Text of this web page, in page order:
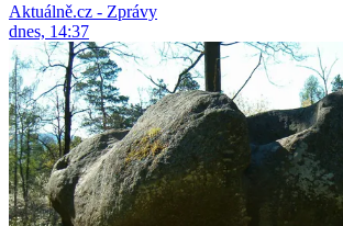
Aktuálně.cz - Zprávy
dnes, 14:37